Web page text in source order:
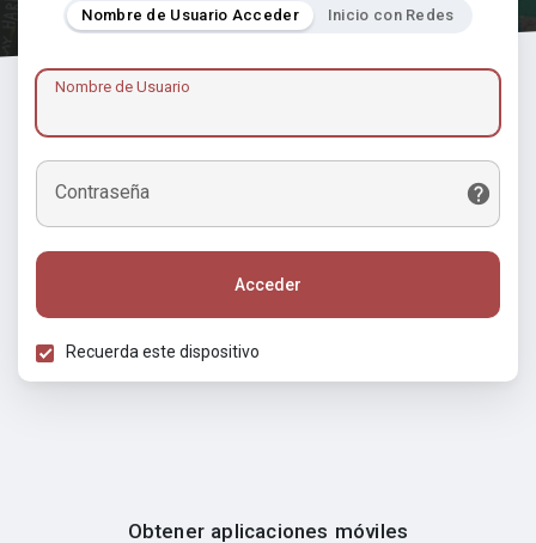
Nombre de Usuario Acceder Inicio con Redes
Nombre de Usuario
Contraseña
Acceder
Recuerda este dispositivo
Obtener aplicaciones móviles